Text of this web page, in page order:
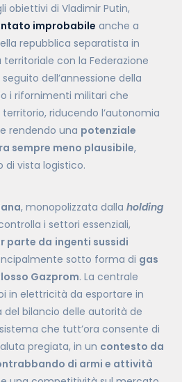
obiettivi di Vladimir Putin,
improbabile anche a
repubblica separatista in
con la Federazione
seguito dell’annessione della
i rifornimenti militari che
riducendo l’autonomia
rendendo una potenziale
sempre meno plausibile,
vista logistico.
, monopolizzata dalla holding
i settori essenziali,
parte da ingenti sussidi
sotto forma di gas
Gazprom. La centrale
in elettricità da esportare in
del bilancio delle autorità de
che tutt’ora consente di
pregiata, in un contesto da
di armi e attività